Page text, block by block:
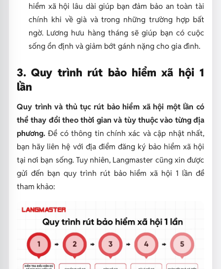
hiểm xã hội lâu dài giúp bạn đảm bảo an toàn tài
chính khi về già và trong những trường hợp bất
ngờ. Lương hưu hàng tháng sẽ giúp bạn có cuộc
sống ổn định và giảm bớt gánh nặng cho gia đình.
3. Quy trình rút bảo hiểm xã hội 1
lần
Quy trình và thủ tục rút bảo hiểm xã hội một lần có
thể thay đổi theo thời gian và tùy thuộc vào từng địa
phương.Để có thông tin chính xác và cập nhật nhất,
bạn hãy liên hệ với địa điểm đăng ký bảo hiểm xã hội
tại nơi bạn sống. Tuy nhiên, Langmaster cũng xin được
gửi đến bạn quy trình rút bảo hiểm xã hội 1 lần để
tham khảo: